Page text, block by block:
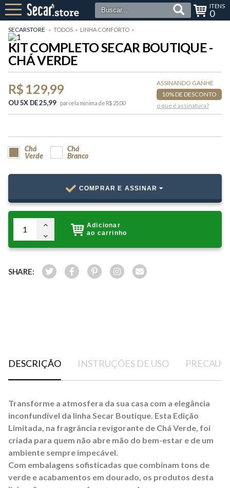
0
SECARSTORE TODOS LINHA CONFORTO
SHARE:
KIT COMPLETO SECAR BOUTIQUE -
CHÁ VERDE
R$ 129,99
OU 5X DE 25,99 parcela mínima de R$ 25.00
ASSINANDO GANHE
10% DE DESCONTO
o que é assinatura?
Chá
Verde
Chá
Branco
COMPRAR E ASSINAR
1
Adicionar
ao carrinho
DESCRIÇÃO INSTRUÇÕES DE USO
Transforme a atmosfera da sua casa com a elegância
inconfundível da linha Secar Boutique. Esta Edição
Limitada, na fragrância revigorante de Chá Verde, foi
criada para quem não abre mão do bem-estar e de um
ambiente sempre impecável.
Com embalagens sofisticadas que combinam tons de
verde e acabamentos em dourado, os produtos desta